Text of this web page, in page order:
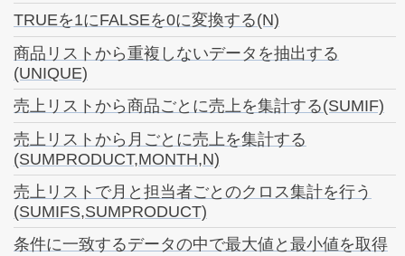
TRUEを1にFALSEを0に変換する(N)
商品リストから重複しないデータを抽出する
(UNIQUE)
売上リストから商品ごとに売上を集計する(SUMIF)
売上リストから月ごとに売上を集計する
(SUMPRODUCT,MONTH,N)
売上リストで月と担当者ごとのクロス集計を行う
(SUMIFS,SUMPRODUCT)
条件に一致するデータの中で最大値と最小値を取得